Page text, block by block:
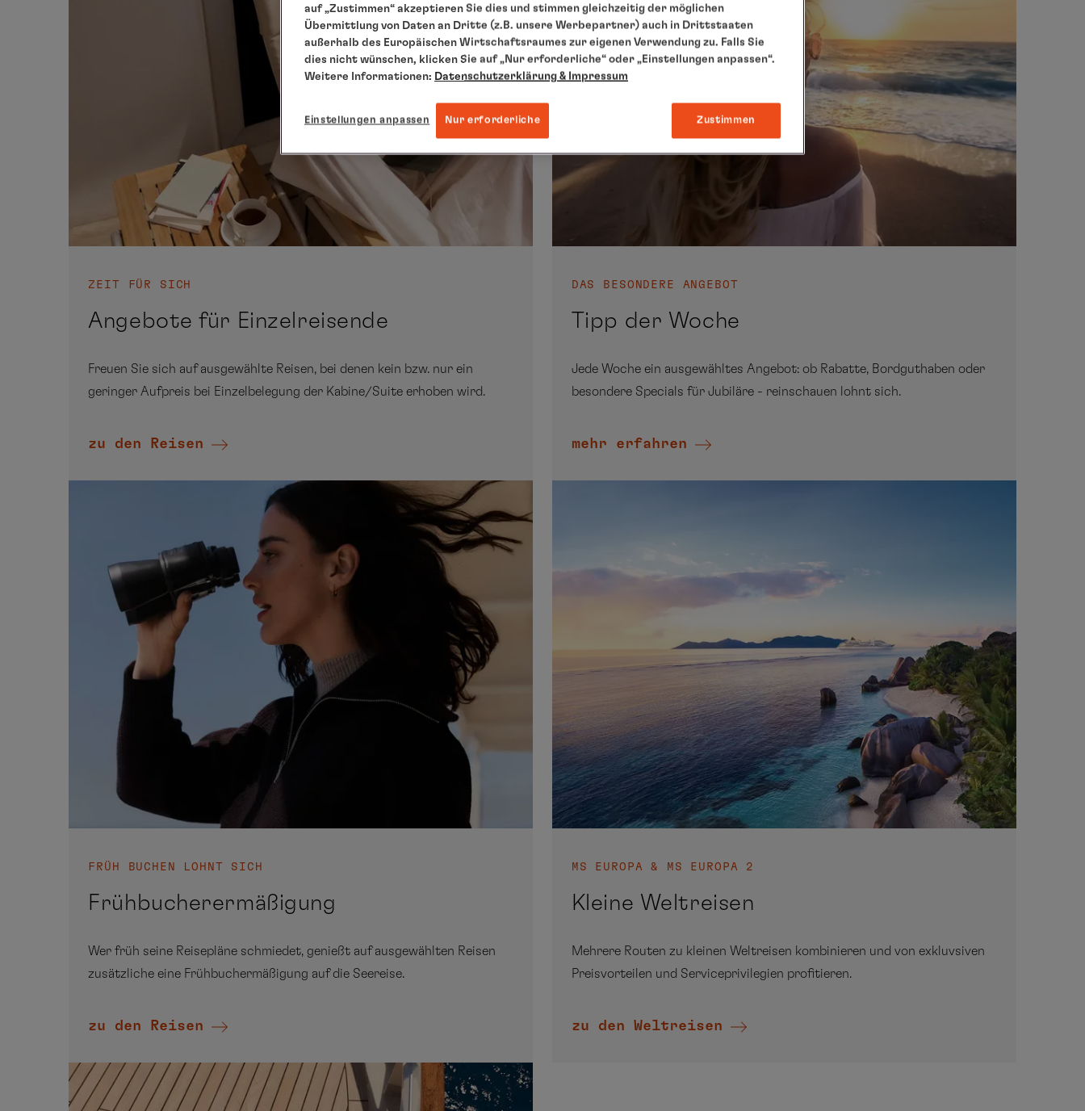
ZEIT FÜR SICH
Angebote für Einzelreisende
Freuen Sie sich auf ausgewählte Reisen, bei denen kein bzw. nur ein
geringer Aufpreis bei Einzelbelegung der Kabine/Suite erhoben wird.
zu den Reisen
DAS BESONDERE ANGEBOT
Tipp der Woche
Jede Woche ein ausgewähltes Angebot: ob Rabatte, Bordguthaben oder
besondere Specials für Jubiläre - reinschauen lohnt sich.
mehr erfahren
FRÜH BUCHEN LOHNT SICH
Frühbucherermäßigung
Wer früh seine Reisepläne schmiedet, genießt auf ausgewählten Reisen
zusätzliche eine Frühbuchermäßigung auf die Seereise.
zu den Reisen
MS EUROPA & MS EUROPA 2
Kleine Weltreisen
Mehrere Routen zu kleinen Weltreisen kombinieren und von exkluvsiven
Preisvorteilen und Serviceprivilegien profitieren.
zu den Weltreisen
auf „Zustimmen“ akzeptieren Sie dies und stimmen gleichzeitig der möglichen
Übermittlung von Daten an Dritte (z.B. unsere Werbepartner) auch in Drittstaaten
außerhalb des Europäischen Wirtschaftsraumes zur eigenen Verwendung zu. Falls Sie
dies nicht wünschen, klicken Sie auf „Nur erforderliche“ oder „Einstellungen anpassen“.
Weitere Informationen: Datenschutzerklärung & Impressum
Einstellungen anpassen Nur erforderliche Zustimmen